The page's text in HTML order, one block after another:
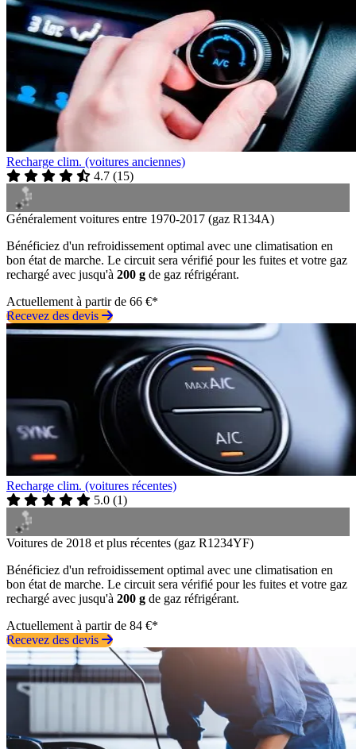
Recharge clim. (voitures anciennes)
4.7 (15)
Généralement voitures entre 1970-2017 (gaz R134A)
Bénéficiez d'un refroidissement optimal avec une climatisation en
bon état de marche. Le circuit sera vérifié pour les fuites et votre gaz
rechargé avec jusqu'à 200 g de gaz réfrigérant.
Actuellement à partir de 66 €*
Recevez des devis
Recharge clim. (voitures récentes)
5.0 (1)
Voitures de 2018 et plus récentes (gaz R1234YF)
Bénéficiez d'un refroidissement optimal avec une climatisation en
bon état de marche. Le circuit sera vérifié pour les fuites et votre gaz
rechargé avec jusqu'à 200 g de gaz réfrigérant.
Actuellement à partir de 84 €*
Recevez des devis